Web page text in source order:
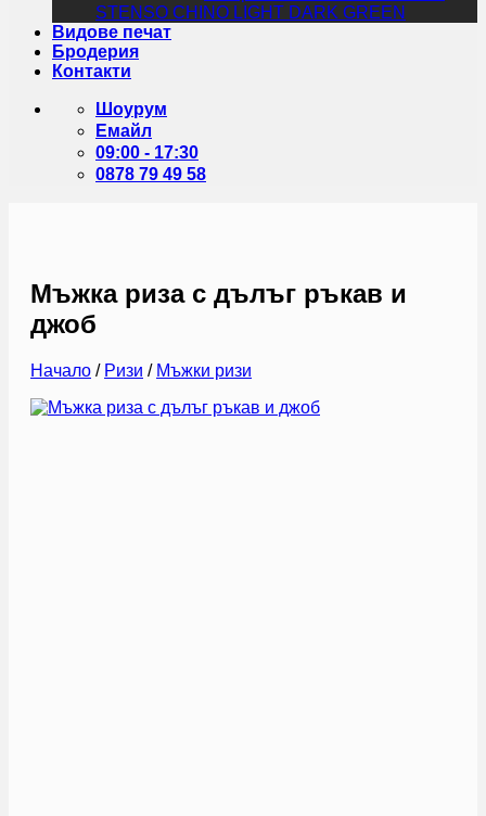
STENSO CHINO LIGHT DARK GREEN
Видове печат
Бродерия
Контакти
Шоурум
Емайл
09:00 - 17:30
0878 79 49 58
Мъжка риза с дълъг ръкав и
джоб
Начало / Ризи / Мъжки ризи